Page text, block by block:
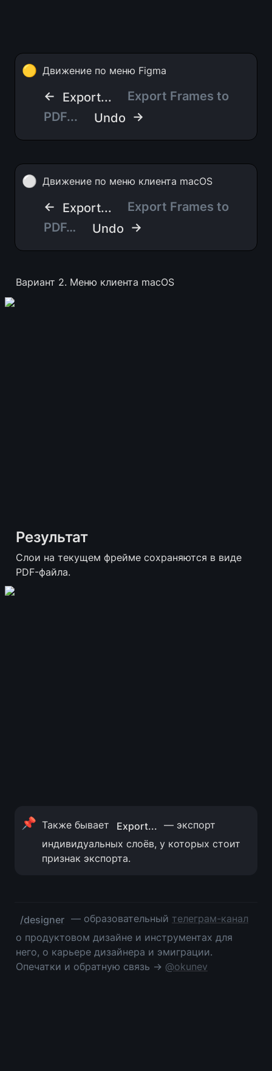
🟡 Движение по меню Figma
← Export...
Export Frames to
PDF...
Undo →
⚪ Движение по меню клиента macOS
← Export...
Export Frames to
PDF…
Undo →
Вариант 2. Меню клиента macOS
Результат
Слои на текущем фрейме сохраняются в виде
PDF-файла.
📌 Также бывает Export... — экспорт
индивидуальных слоёв, у которых стоит
признак экспорта.
/designer — образовательный телеграм-канал
о продуктовом дизайне и инструментах для
него, о карьере дизайнера и эмиграции.
Опечатки и обратную связь → @okunev